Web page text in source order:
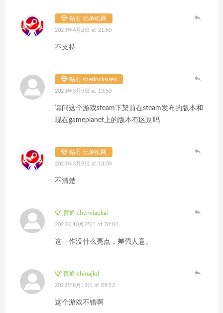
钻石 玩单机网
2023年4月2日 at 21:50
不支持
钻石 sherlocksiren
2023年3月9日 at 13:50
请问这个游戏steam下架前在steam发布的版本和
现在gameplanet上的版本有区别吗
钻石 玩单机网
2023年3月9日 at 14:00
不清楚
普通 chenxiaokai
2022年10月25日 at 20:04
这一作没什么亮点，差强人意。
普通 chinajkd
2022年8月12日 at 09:52
这个游戏不错啊